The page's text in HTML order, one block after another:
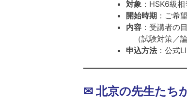
対象 ：HSK6級
開始時期 ：ご希
内容 ：受講者の
（試験対策／
申込方法：公式
✉ 北京の先生たち